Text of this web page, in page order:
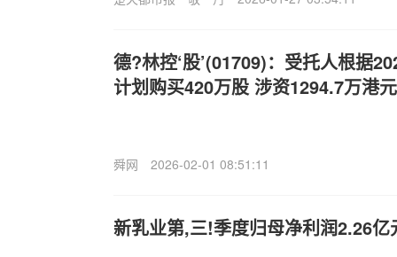
德?林控‘股’(01709)：受托人根据
计划购买420万股 涉资1294.7万港元
舜网 2026-02-01 08:51:11
新乳业第,三!季度归母净利润2.26